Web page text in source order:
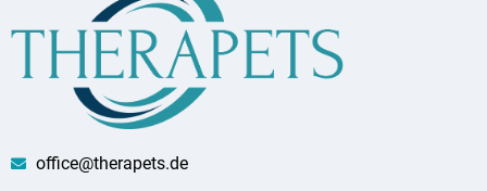
office@therapets.de